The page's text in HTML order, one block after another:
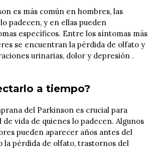
es más común en hombres, las
padecen, y en ellas pueden
específicos. Entre los síntomas más
se encuentran la pérdida de olfato y
urinarias, dolor y depresión .​
a tiempo?
del Parkinson es crucial para
vida de quienes lo padecen. Algunos
pueden aparecer años antes del
la pérdida de olfato, trastornos del